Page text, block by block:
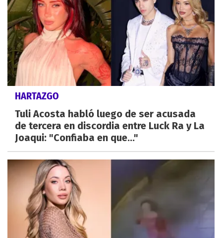
HARTAZGO
Tuli Acosta habló luego de ser acusada
de tercera en discordia entre Luck Ra y La
Joaqui: "Confiaba en que..."